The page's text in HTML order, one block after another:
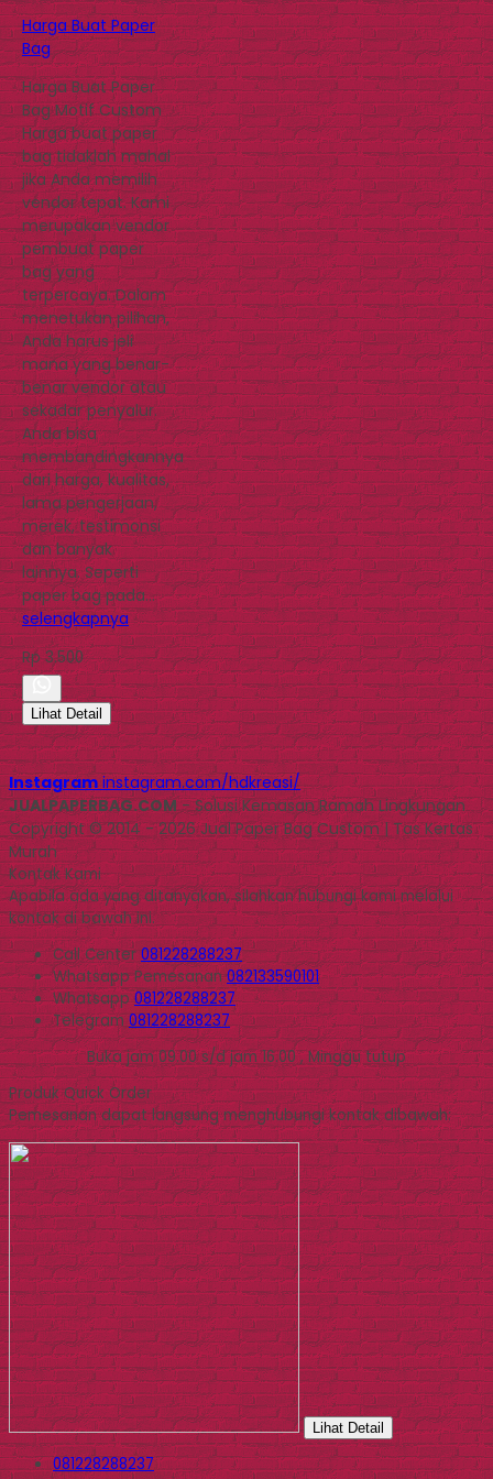
Harga Buat Paper
Bag
Harga Buat Paper
Bag Motif Custom
Harga buat paper
bag tidaklah mahal
jika Anda memilih
vendor tepat. Kami
merupakan vendor
pembuat paper
bag yang
terpercaya. Dalam
menetukan pilihan,
Anda harus jeli
mana yang benar-
benar vendor atau
sekadar penyalur.
Anda bisa
membandingkannya
dari harga, kualitas,
lama pengerjaan,
merek, testimonsi
dan banyak
lainnya. Seperti
paper bag pada…
selengkapnya
Rp 3.500
Lihat Detail
Instagram instagram.com/hdkreasi/
JUALPAPERBAG.COM- Solusi Kemasan Ramah Lingkungan
Copyright © 2014 - 2026 Jual Paper Bag Custom | Tas Kertas
Murah
Kontak Kami
Apabila ada yang ditanyakan, silahkan hubungi kami melalui
kontak di bawah ini.
Call Center081228288237
WhatsappPemesanan 082133590101
Whatsapp081228288237
Telegram081228288237
Buka jam 09.00 s/d jam 16.00 , Minggu tutup
Produk Quick Order
Pemesanan dapat langsung menghubungi kontak dibawah:
Lihat Detail
081228288237